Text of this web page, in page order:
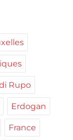
Rupo
Erdogan
France